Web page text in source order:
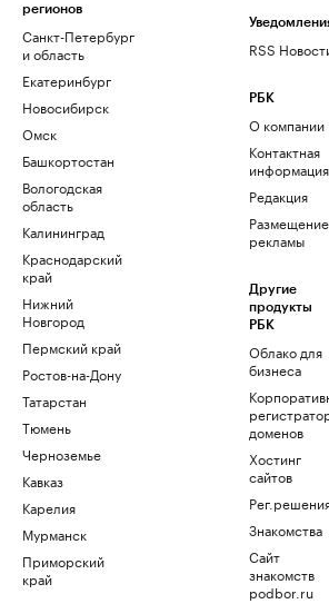
регионов
Санкт-Петербург
и область
Екатеринбург
Новосибирск
Омск
Башкортостан
Вологодская
область
Калининград
Краснодарский
край
Нижний
Новгород
Пермский край
Ростов-на-Дону
Татарстан
Тюмень
Черноземье
Кавказ
Карелия
Мурманск
Приморский
край
RSS
РБК
О компании
Контактная
информация
Редакция
Размещение
рекламы
Другие
продукты
РБК
Облако для
бизнеса
доменов
Хостинг
сайтов
Знакомства
Сайт
знакомств
podbor.ru